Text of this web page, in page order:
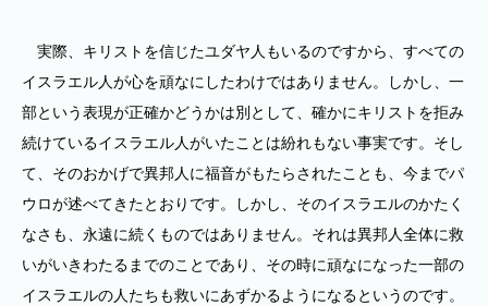
実際、キリストを信じたユダヤ人もいるのですから、すべての
イスラエル人が心を頑なにしたわけではありません。しかし、一
部という表現が正確かどうかは別として、確かにキリストを拒み
続けているイスラエル人がいたことは紛れもない事実です。そし
て、そのおかげで異邦人に福音がもたらされたことも、今までパ
ウロが述べてきたとおりです。しかし、そのイスラエルのかたく
なさも、永遠に続くものではありません。それは異邦人全体に救
いがいきわたるまでのことであり、その時に頑なになった一部の
イスラエルの人たちも救いにあずかるようになるというのです。